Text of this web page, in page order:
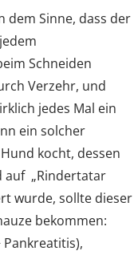
dem Sinne, dass der
Schneiden
Verzehr, und
jedes Mal ein
ein solcher
kocht, dessen
auf „Rindertatar
wurde, sollte dieser
bekommen: